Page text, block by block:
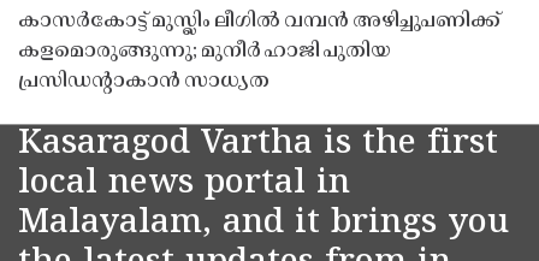
കാസർകോട്ട് മുസ്ലിം ലീഗിൽ വമ്പൻ അഴിച്ചുപണിക്ക്
കളമൊരുങ്ങുന്നു; മുനീർ ഹാജി പുതിയ
പ്രസിഡൻ്റാകാൻ സാധ്യത
Kasaragod Vartha is the first
local news portal in
Malayalam, and it brings you